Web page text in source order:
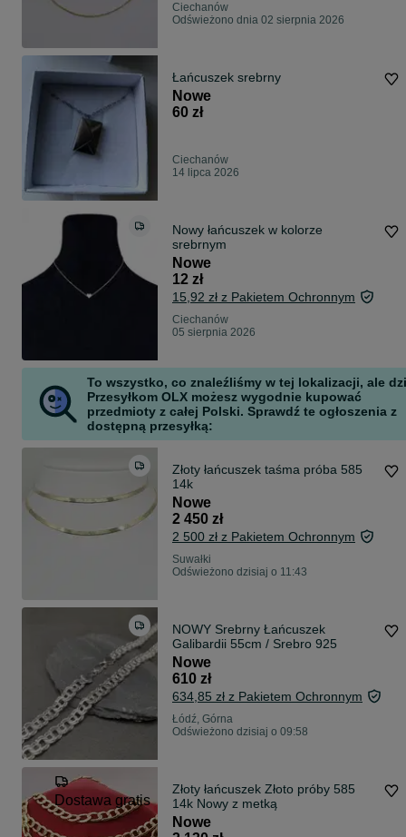
Ciechanów
Odświeżono dnia 02 sierpnia 2026
Łańcuszek srebrny
Nowe
60 zł
Ciechanów
14 lipca 2026
Nowy łańcuszek w kolorze
srebrnym
Nowe
12 zł
15,92 zł z Pakietem Ochronnym
Ciechanów
05 sierpnia 2026
To wszystko, co znaleźliśmy w tej lokalizacji, ale
Przesyłkom OLX możesz wygodnie kupować
przedmioty z całej Polski. Sprawdź te ogłoszenia z
dostępną przesyłką:
Złoty łańcuszek taśma próba 585
14k
Nowe
2 450 zł
2 500 zł z Pakietem Ochronnym
Suwałki
Odświeżono dzisiaj o 11:43
NOWY Srebrny Łańcuszek
Galibardii 55cm / Srebro 925
Nowe
610 zł
634,85 zł z Pakietem Ochronnym
Łódź, Górna
Odświeżono dzisiaj o 09:58
Dostawa gratis
Złoty łańcuszek Złoto próby 585
14k Nowy z metką
Nowe